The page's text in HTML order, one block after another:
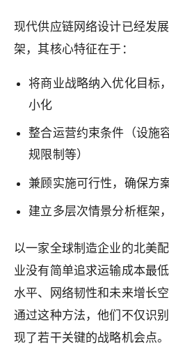
现代供应链网络设计已经发
架，其核心特征在于：
将商业战略纳入优化目标
小化
整合运营约束条件（设施
规限制等）
兼顾实施可行性，确保方
建立多层次情景分析框架
以一家全球制造企业的北美
业没有简单追求运输成本最
水平、网络韧性和未来增长
通过这种方法，他们不仅识
现了若干关键的战略机会点。